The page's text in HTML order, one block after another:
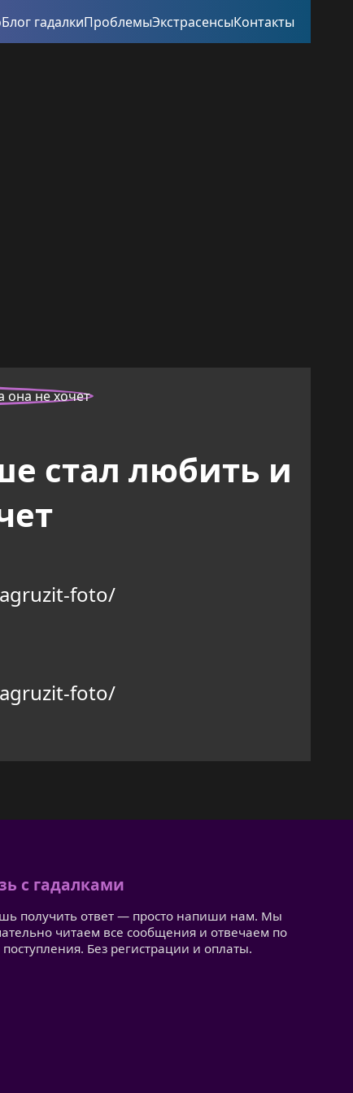
Блог гадалкиПроблемыЭкстрасенсыКонтакты
стал любить и
foto/
foto/
с гадалками
получить ответ — просто напиши нам. Мы
читаем все сообщения и отвечаем по
Без регистрации и оплаты.